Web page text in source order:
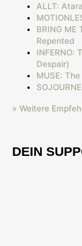
ALLT:
BRING ME
Repented
INFERNO:
Despair)
MUSE:
» Weitere
DEIN